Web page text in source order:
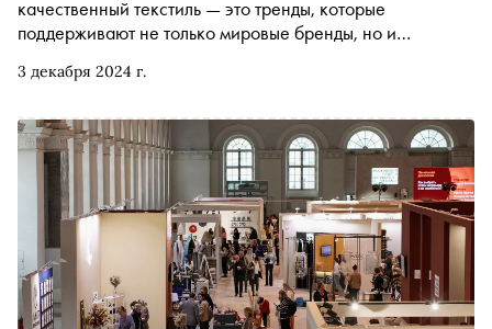
3 декабря 2024 г.
качественный текстиль — это тренды, которые
поддерживают не только мировые бренды, но и
на V Московской неделе интерьера и дизайна .
ВДНХ, где в рамках проекта «Сделано в Москве» можно
было увидеть продукцию более 5500 локальных
производителей. Вместе с интерьерным стилистом
Викторией Зволиной «Сноб» выяснил, как сочетать
эстетику с практичностью